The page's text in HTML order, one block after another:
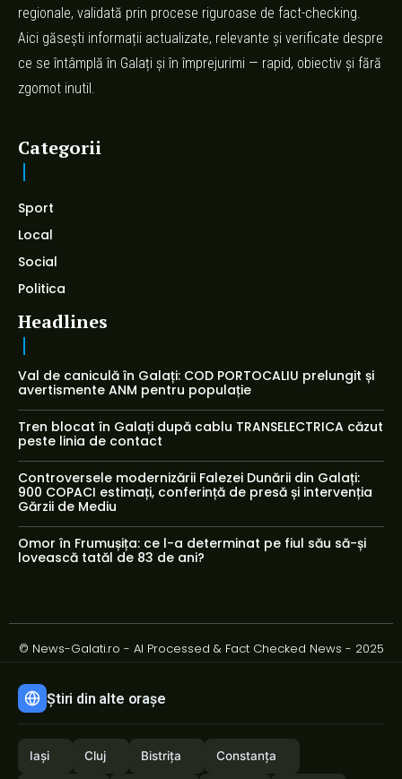
regionale, validată prin procese riguroase de fact-checking.
Aici găsești informații actualizate, relevante și verificate despre
ce se întâmplă în Galați și în împrejurimi — rapid, obiectiv și fără
zgomot inutil.
Categorii
Sport
Local
Social
Politica
Headlines
Val de caniculă în Galați: COD PORTOCALIU prelungit și
avertismente ANM pentru populație
Tren blocat în Galați după cablu TRANSELECTRICA căzut
peste linia de contact
Controversele modernizării Falezei Dunării din Galați:
900 COPACI estimați, conferință de presă și intervenția
Gărzii de Mediu
Omor în Frumușița: ce l-a determinat pe fiul său să-și
lovească tatăl de 83 de ani?
© News-Galati.ro - AI Processed & Fact Checked News - 2025
Știri din alte orașe
Iași Cluj Bistrița Constanța